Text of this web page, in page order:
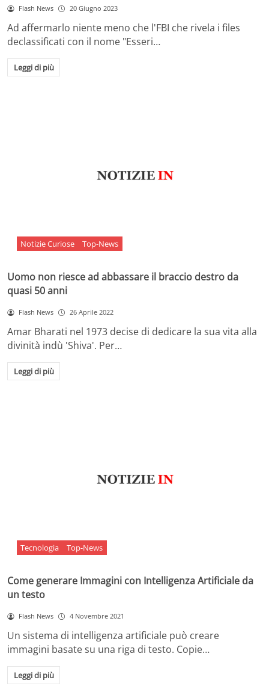
Flash News 20 Giugno 2023
Ad affermarlo niente meno che l'FBI che rivela i files
declassificati con il nome "Esseri…
Leggi di più
Notizie Curiose Top-News
Uomo non riesce ad abbassare il braccio destro da
quasi 50 anni
Flash News 26 Aprile 2022
Amar Bharati nel 1973 decise di dedicare la sua vita alla
divinità indù 'Shiva'. Per…
Leggi di più
Tecnologia Top-News
Come generare Immagini con Intelligenza Artificiale da
un testo
Flash News 4 Novembre 2021
Un sistema di intelligenza artificiale può creare
immagini basate su una riga di testo. Copie…
Leggi di più